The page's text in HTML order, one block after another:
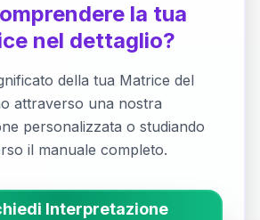
la tua
nel dettaglio?
della tua Matrice del
attraverso una nostra
personalizzata o studiando
il manuale completo.
Interpretazione